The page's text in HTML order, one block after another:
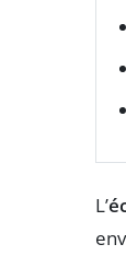
L’